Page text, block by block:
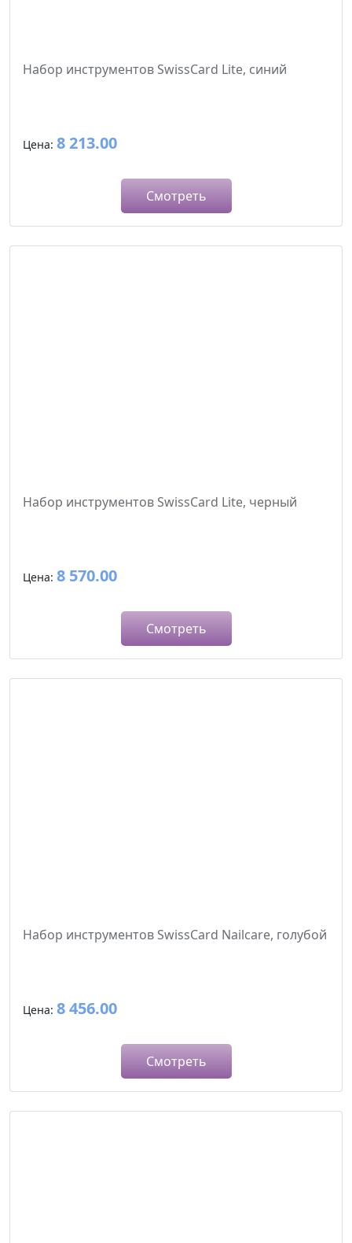
Набор инструментов SwissCard Lite, синий
Цена: 8 213.00
Смотреть
Набор инструментов SwissCard Lite, черный
Цена: 8 570.00
Смотреть
Набор инструментов SwissCard Nailcare, голубой
Цена: 8 456.00
Смотреть